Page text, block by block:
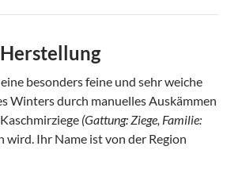
besonders feine und sehr weiche
Winters durch manuelles Auskämmen
(Gattung: Ziege, Familie:
wird. Ihr Name ist von der Region